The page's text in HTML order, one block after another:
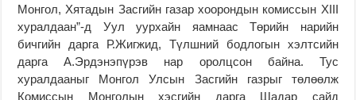
Монгол, Хятадын Засгийн газар хоорондын комиссын XIII
хуралдаан”-д Уул уурхайн яамнаас Төрийн нарийн
бичгийн дарга Р.Жигжид, Түлшний бодлогын хэлтсийн
дарга А.Эрдэнэпүрэв нар оролцсон байна. Тус
хуралдааныг Монгол Улсын Засгийн газрыг төлөөлж
Комиссын Монголын хэсгийн дарга Шадар сайд